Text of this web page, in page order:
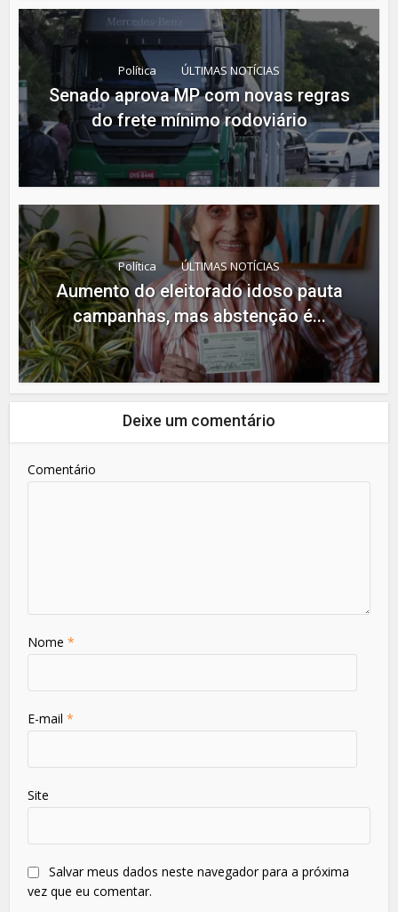
Política ÚLTIMAS NOTÍCIAS
Senado aprova MP com novas regras
do frete mínimo rodoviário
Política ÚLTIMAS NOTÍCIAS
Aumento do eleitorado idoso pauta
campanhas, mas abstenção é...
Deixe um comentário
Comentário
Nome*
E-mail*
Site
Salvar meus dados neste navegador para a próxima
vez que eu comentar.